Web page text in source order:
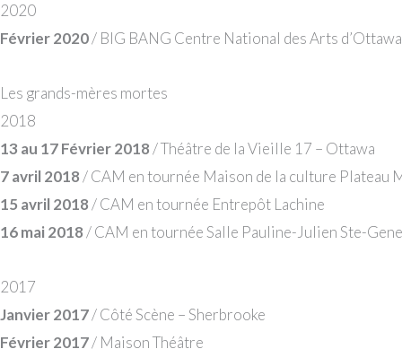
2020
Février 2020/ BIG BANG Centre National des Arts d’Ottawa
Les grands-mères mortes
2018
13 au 17 Février 2018/ Théâtre de la Vieille 17 – Ottawa
7 avril 2018/ CAM en tournée Maison de la culture Plateau
15 avril 2018/ CAM en tournée Entrepôt Lachine
16 mai 2018/ CAM en tournée Salle Pauline-Julien Ste-
2017
Janvier 2017/ Côté Scène – Sherbrooke
Février 2017/ Maison Théâtre